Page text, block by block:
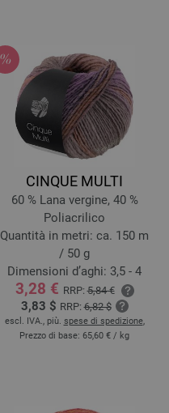
CINQUE MULTI
60 % Lana vergine, 40 %
Poliacrilico
Quantità in metri: ca. 150 m
/ 50 g
Dimensioni d’aghi: 3,5 - 4
3,28 € RRP:5,84 €
3,83 $ RRP:6,82 $
escl. IVA., più. spese di spedizione,
Prezzo di base: 65,60 € / kg